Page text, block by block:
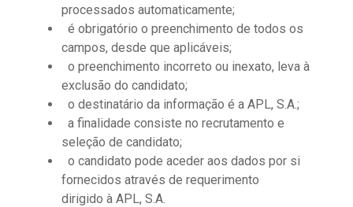
processados automaticamente;
é obrigatório o preenchimento de todos os
campos, desde que aplicáveis;
o preenchimento incorreto ou inexato, leva à
exclusão do candidato;
o destinatário da informação é a APL, S.A.;
a finalidade consiste no recrutamento e
seleção de candidato;
o candidato pode aceder aos dados por si
fornecidos através de requerimento
dirigido à APL, S.A.